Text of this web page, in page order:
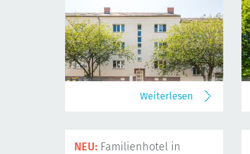
Weiterlesen
NEU: Familienhotel in